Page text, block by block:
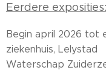
Eerdere exposities:
Begin april 2026 tot
ziekenhuis, Lelystad
Waterschap